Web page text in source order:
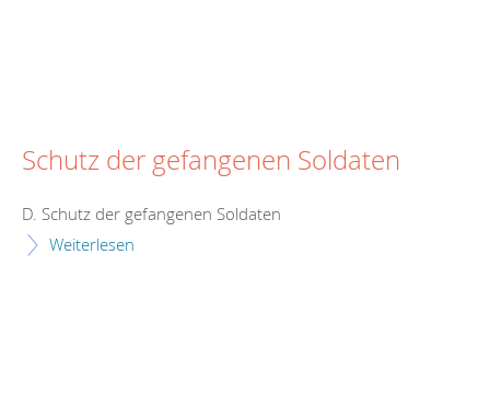
Schutz der gefangenen Soldaten
D. Schutz der gefangenen Soldaten
Weiterlesen